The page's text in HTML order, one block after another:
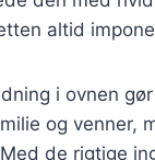
altid
i ovnen
og venner,
de rigtige